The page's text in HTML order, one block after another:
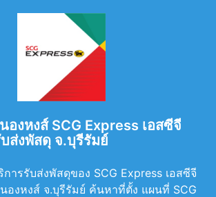
งหงส์ SCG Express เอสซีจี
ส่งพัสดุ จ.บุรีรัมย์
ารรับส่งพัสดุของ SCG Express เอสซีจี
องหงส์ จ.บุรีรัมย์ ค้นหาที่ตั้ง แผนที่ SCG